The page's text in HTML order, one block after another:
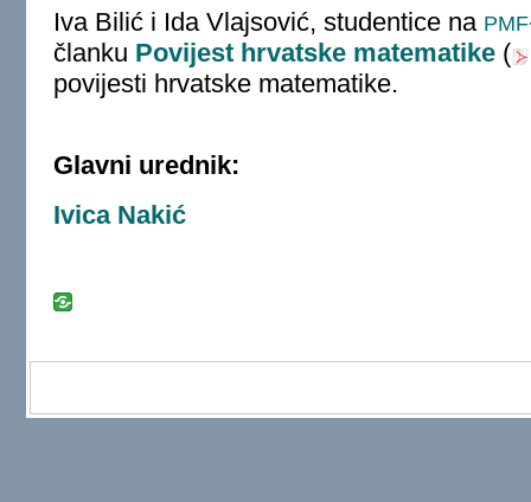
Iva Bilić i Ida Vlajsović, studentice na PMF
članku Povijest hrvatske matematike(
povijesti hrvatske matematike.
Glavni urednik:
Ivica Nakić